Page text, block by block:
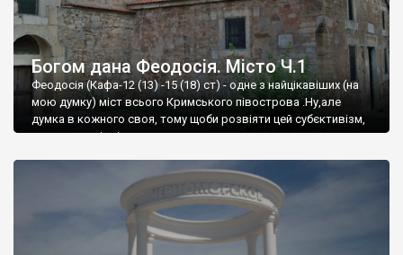
Богом дана Феодосія. Місто Ч.1
Феодосія (Кафа-12 (13) -15 (18) ст) - одне з найцікавіших (на
мою думку) міст всього Кримського півострова .Ну,але
думка в кожного своя, тому щоби розвіяти цей субєктивізм,
запрошую відвідати це